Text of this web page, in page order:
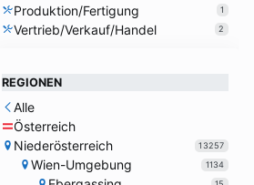
Produktion/Fertigung 1
Vertrieb/Verkauf/Handel 2
REGIONEN
Alle
Österreich
Niederösterreich
13257
Wien-Umgebung 1134